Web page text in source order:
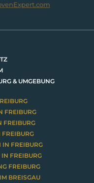
& UMGEBUNG
FREIBURG
FREIBURG
FREIBURG
FREIBURG
FREIBURG
BREISGAU